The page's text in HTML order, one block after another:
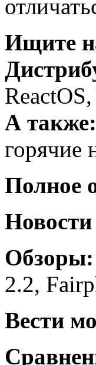
Ищите
А также:
горячие
Полное
Новости
Обзоры:
2.2,
Вести